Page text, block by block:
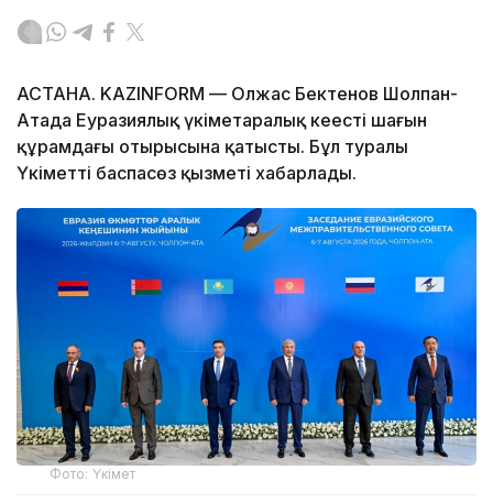
АСТАНА. KAZINFORM — Олжас Бектенов Шолпан-
Атада Еуразиялық үкіметаралық кеңестің шағын
құрамдағы отырысына қатысты. Бұл туралы
Үкіметтің баспасөз қызметі хабарлады.
Фото: Үкімет